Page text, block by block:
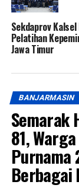
Sekdaprov
Pelatihan
Jawa Timur
BANJARMASIN
Semarak
81,
Purnama
Berbagai